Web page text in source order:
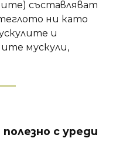
съставляват
ни като
и
мускули,
с уреди